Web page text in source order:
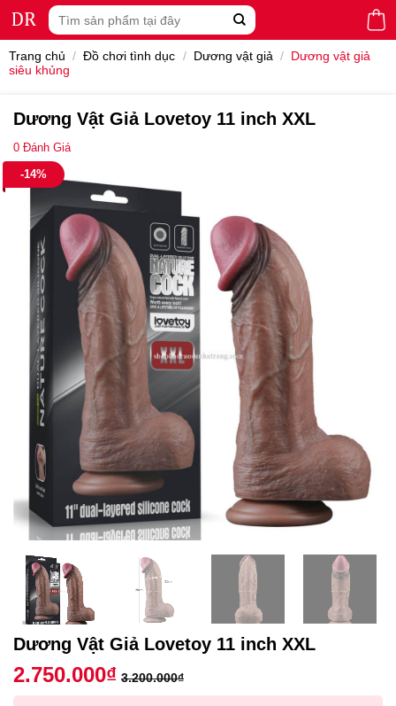
Tìm
kiếm:
Trang chủ / Đồ chơi tình dục / Dương vật giả / Dương vật giả
siêu khủng
Dương Vật Giả Lovetoy 11 inch XXL
0 Đánh Giá
-14%
Dương Vật Giả Lovetoy 11 inch XXL
2.750.000₫ 3.200.000₫